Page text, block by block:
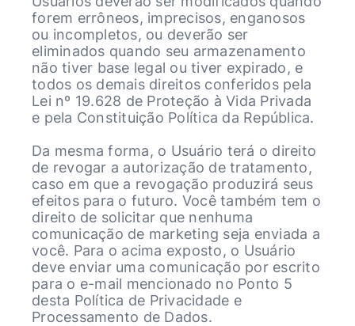
forem errôneos, imprecisos, enganosos
ou incompletos, ou deverão ser
eliminados quando seu armazenamento
não tiver base legal ou tiver expirado, e
todos os demais direitos conferidos pela
Lei nº 19.628 de Proteção à Vida Privada
e pela Constituição Política da República.
Da mesma forma, o Usuário terá o direito
de revogar a autorização de tratamento,
caso em que a revogação produzirá seus
efeitos para o futuro. Você também tem o
direito de solicitar que nenhuma
comunicação de marketing seja enviada a
você. Para o acima exposto, o Usuário
deve enviar uma comunicação por escrito
para o e-mail mencionado no Ponto 5
desta Política de Privacidade e
Processamento de Dados.